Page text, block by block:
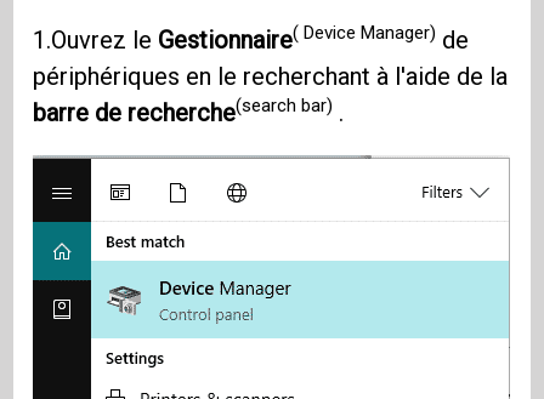
1.Ouvrez le Gestionnaire( Device Manager) de
périphériques en le recherchant à l'aide de la
barre de recherche(search bar) .